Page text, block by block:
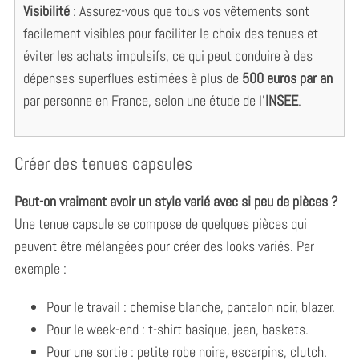
Visibilité: Assurez-vous que tous vos vêtements sont
facilement visibles pour faciliter le choix des tenues et
éviter les achats impulsifs, ce qui peut conduire à des
dépenses superflues estimées à plus de 500 euros par an
par personne en France, selon une étude de l’INSEE.
Créer des tenues capsules
Peut-on vraiment avoir un style varié avec si peu de pièces ?
Une tenue capsule se compose de quelques pièces qui
peuvent être mélangées pour créer des looks variés. Par
exemple :
Pour le travail : chemise blanche, pantalon noir, blazer.
Pour le week-end : t-shirt basique, jean, baskets.
Pour une sortie : petite robe noire, escarpins, clutch.